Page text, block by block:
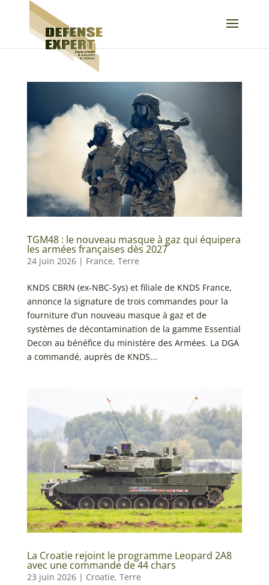
TGM48 : le nouveau masque à gaz qui équipera
les armées françaises dès 2027
24 juin 2026| France, Terre
KNDS CBRN (ex-NBC-Sys) et filiale de KNDS France,
annonce la signature de trois commandes pour la
fourniture d’un nouveau masque à gaz et de
systèmes de décontamination de la gamme Essential
Decon au bénéfice du ministère des Armées. La DGA
a commandé, auprès de KNDS...
La Croatie rejoint le programme Leopard 2A8
avec une commande de 44 chars
23 juin 2026| Croatie, Terre